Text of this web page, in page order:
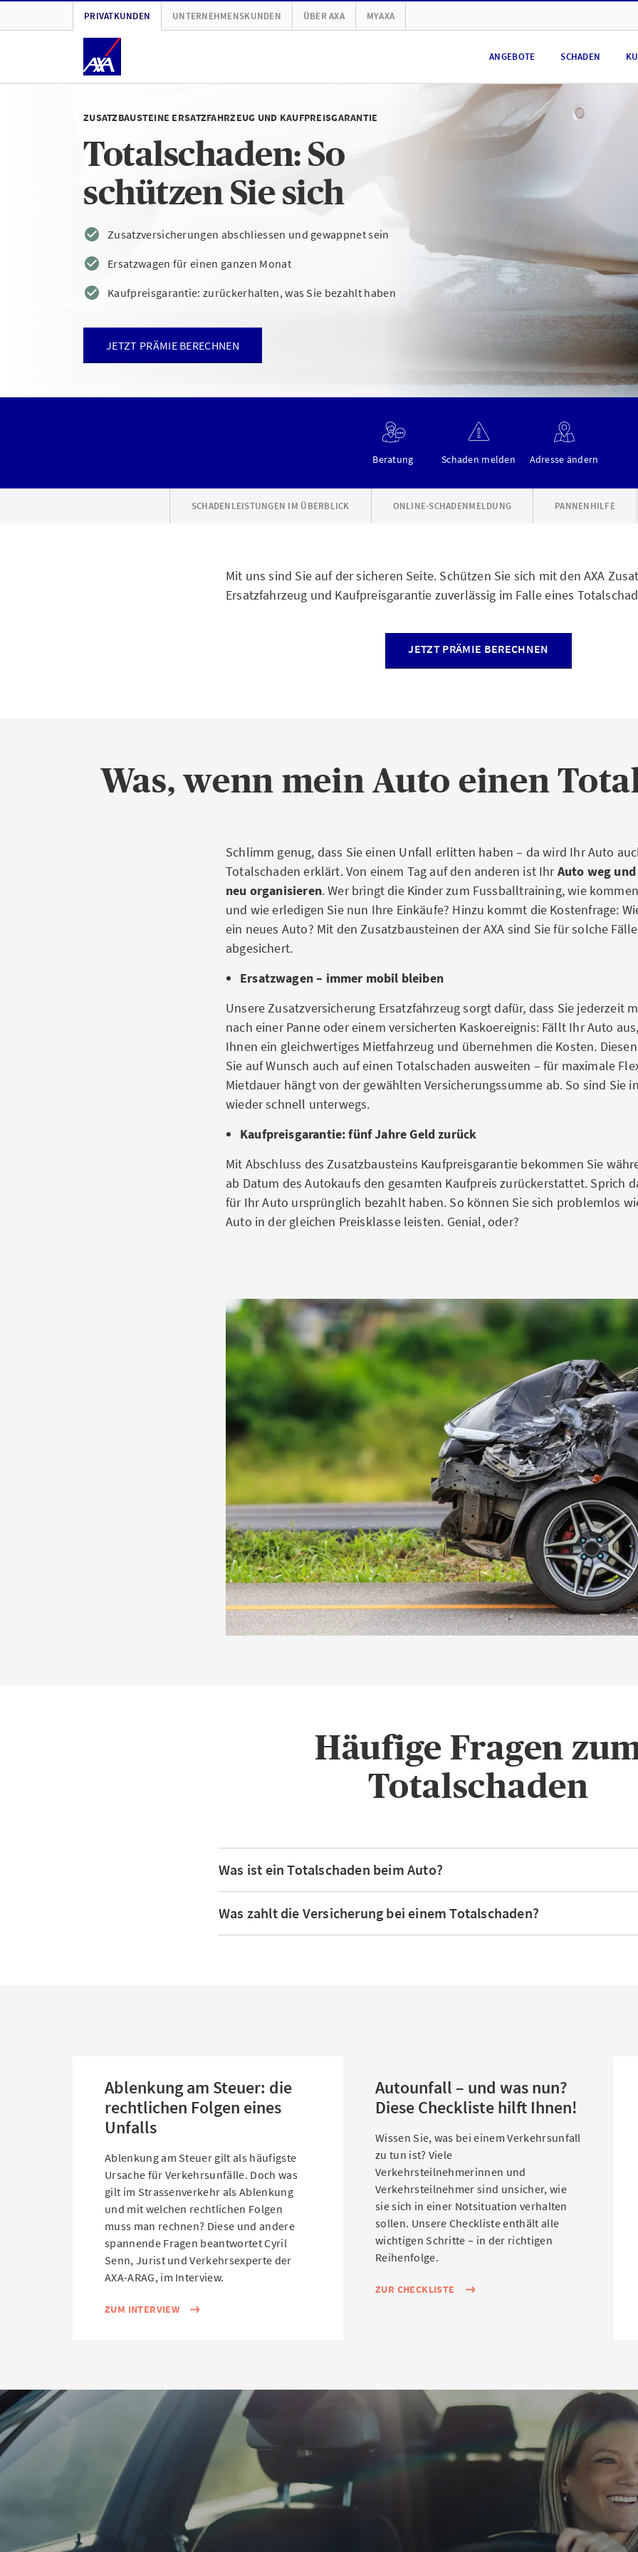
PRIVATKUNDEN UNTERNEHMENSKUNDEN ÜBER AXA MYAXA
ANGEBOTE SCHADEN
ZUSATZBAUSTEINE ERSATZFAHRZEUG UND KAUFPREISGARANTIE
Totalschaden: So
schützen Sie sich
Zusatzversicherungen abschliessen und gewappnet sein
Ersatzwagen für einen ganzen Monat
Kaufpreisgarantie: zurückerhalten, was Sie bezahlt haben
JETZT PRÄMIE BERECHNEN
Beratung Schaden melden Adresse ändern
SCHADENLEISTUNGEN IM ÜBERBLICK ONLINE-SCHADENMELDUNG PANNENHILFE
Mit uns sind Sie auf der sicheren Seite. Schützen Sie sich mit den AXA
Ersatzfahrzeug und Kaufpreisgarantie zuverlässig im Falle eines
JETZT PRÄMIE BERECHNEN
Was, wenn mein Auto einen
Schlimm genug, dass Sie einen Unfall erlitten haben – da wird Ihr Auto
Totalschaden erklärt. Von einem Tag auf den anderen ist IhrAuto weg
neu organisieren. Wer bringt die Kinder zum Fussballtraining, wie
und wie erledigen Sie nun Ihre Einkäufe? Hinzu kommt die Kostenfrage:
ein neues Auto? Mit den Zusatzbausteinen der AXA sind Sie für solche
abgesichert.
Ersatzwagen – immer mobil bleiben
Unsere Zusatzversicherung Ersatzfahrzeug sorgt dafür, dass Sie jederzeit
nach einer Panne oder einem versicherten Kaskoereignis: Fällt Ihr Auto
Ihnen ein gleichwertiges Mietfahrzeug und übernehmen die Kosten.
Sie auf Wunsch auch auf einen Totalschaden ausweiten – für maximale
Mietdauer hängt von der gewählten Versicherungssumme ab. So sind Sie
wieder schnell unterwegs.
Kaufpreisgarantie: fünf Jahre Geld zurück
Mit Abschluss des Zusatzbausteins Kaufpreisgarantie bekommen Sie
ab Datum des Autokaufs den gesamten Kaufpreis zurückerstattet. Sprich
für Ihr Auto ursprünglich bezahlt haben. So können Sie sich problemlos
Auto in der gleichen Preisklasse leisten. Genial, oder?
Häufige Fragen
Totalschaden
Was ist ein Totalschaden beim Auto?
Was zahlt die Versicherung bei einem Totalschaden?
Ablenkung am Steuer: die
rechtlichen Folgen eines
Unfalls
Ablenkung am Steuer gilt als häufigste
Ursache für Verkehrsunfälle. Doch was
gilt im Strassenverkehr als Ablenkung
und mit welchen rechtlichen Folgen
muss man rechnen? Diese und andere
spannende Fragen beantwortet Cyril
Senn, Jurist und Verkehrsexperte der
AXA-ARAG, im Interview.
ZUM INTERVIEW
Autounfall – und was nun?
Diese Checkliste hilft Ihnen!
Wissen Sie, was bei einem Verkehrsunfall
zu tun ist? Viele
Verkehrsteilnehmerinnen und
Verkehrsteilnehmer sind unsicher, wie
sie sich in einer Notsituation verhalten
sollen. Unsere Checkliste enthält alle
wichtigen Schritte – in der richtigen
Reihenfolge.
ZUR CHECKLISTE